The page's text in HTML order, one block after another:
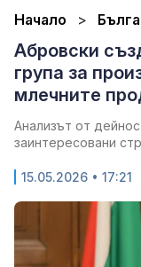
Начало
Абровски
група за
млечните
Анализът от
заинтересовани
15.05.2026 • 17:21